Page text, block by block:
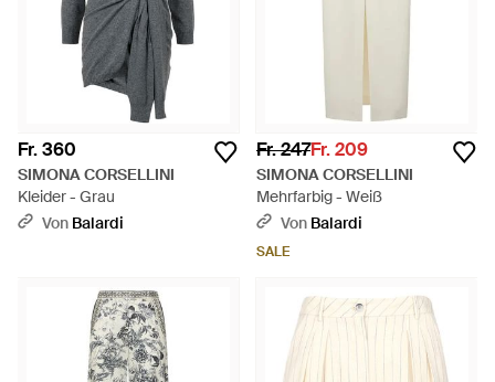
Fr. 360
SIMONA CORSELLINI
Kleider - Grau
Von Balardi
Fr. 247Fr. 209
SIMONA CORSELLINI
Mehrfarbig - Weiß
Von Balardi
SALE